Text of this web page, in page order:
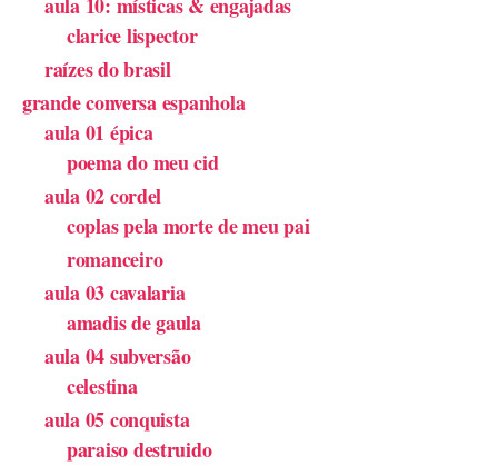
aula 10: místicas & engajadas
clarice lispector
raízes do brasil
grande conversa espanhola
aula 01 épica
poema do meu cid
aula 02 cordel
coplas pela morte de meu pai
romanceiro
aula 03 cavalaria
amadis de gaula
aula 04 subversão
celestina
aula 05 conquista
paraiso destruido